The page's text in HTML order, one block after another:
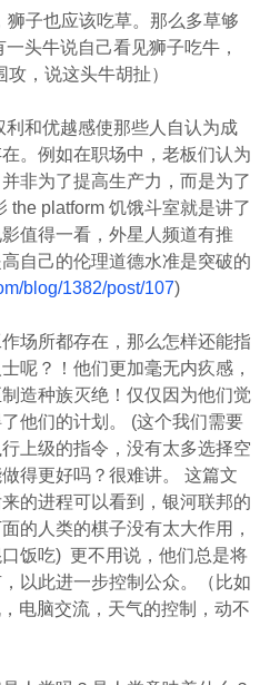
子也应该吃草。那么多草够
头牛说自己看见狮子吃牛，
，说这头牛胡扯）
和优越感使那些人自认为成
。例如在职场中，老板们认为
非为了提高生产力，而是为了
the platform 饥饿斗室就是讲了
值得一看，外星人频道有推
自己的伦理道德水准是突破的
blog/1382/post/107)
场所都存在，那么怎样还能指
呢？！他们更加毫无内疚感，
造种族灭绝！仅仅因为他们觉
他们的计划。 (这个我们需要
上级的指令，没有太多选择空
得更好吗？很难讲。 这篇文
的进程可以看到，银河联邦的
的人类的棋子没有太大作用，
饭吃) 更不用说，他们总是将
以此进一步控制公众。（比如
电脑交流，天气的控制，动不